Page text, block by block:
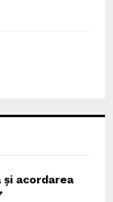
acordarea